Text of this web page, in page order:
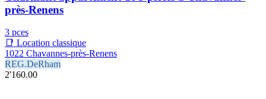
près-Renens
3 pces
📑 Location classique
1022 Chavannes-près-Renens
REG.DeRham
2'160.00